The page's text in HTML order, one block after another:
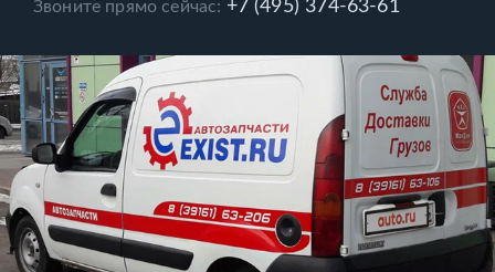
Звоните прямо сейчас: +7 (495) 374-63-61